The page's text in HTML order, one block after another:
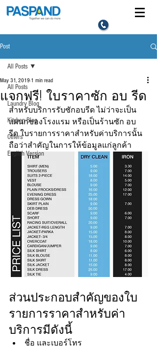
Post
All Posts
Laundry Blog
Kitchen Blog
Others
English Version
All Posts
แจกฟรี! ใบราคาซัก อบ รีด
May 31, 2019 1 min read
สำหรับบริการรับซักอบรีด ไม่ว่าจะเป็น
แผนกของโรงแรม หรือเป็นร้านซัก อบ
รีด ใบรายการราคาสำหรับค่าบริการนั้น
ถือว่าสำคัญในการให้ข้อมูลแก่ลูกค้า
ส่วนประกอบสำคัญของใบ
รายการราคาสำหรับค่า
บริการมีดังนี้
ชื่อ และเบอร์โทร